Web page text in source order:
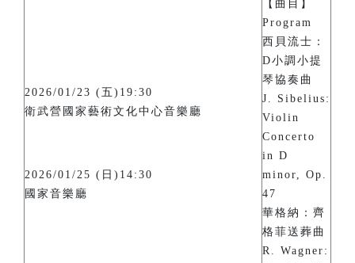
2026/01/23 (五)19:30
衛武營國家藝術文化中心音樂廳
2026/01/25 (日)14:30
國家音樂廳
【曲目】
Program
西貝流士：
D小調小提
琴協奏曲
J. Sibelius:
Violin
Concerto
in D
minor, Op.
47
華格納：齊
格菲送葬曲
R. Wagner: